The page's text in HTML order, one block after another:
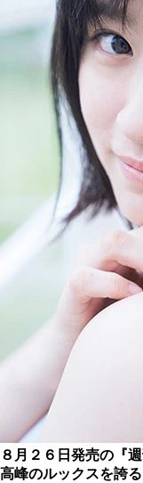
８月２６日発売の『
高峰のルックスを誇